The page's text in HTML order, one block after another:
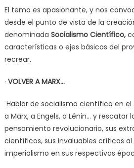
El tema es apasionante, y nos
desde el punto de vista de la
denominada Socialismo Científico,
características o ejes básicos del
recrear.
· VOLVER A MARX…
Hablar de socialismo científico en el
a Marx, a Engels, a Lénin… y rescatar
pensamiento revolucionario, sus
científicos, sus invaluables críticas
imperialismo en sus respectivas